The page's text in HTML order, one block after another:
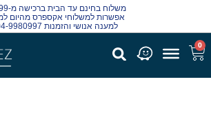
משלוח בחינם עד הבית ברכישה מ-₪499
אפשרות למשלוחי אקספרס מהיום
למענה אנושי והזמנות 04-9980997
0